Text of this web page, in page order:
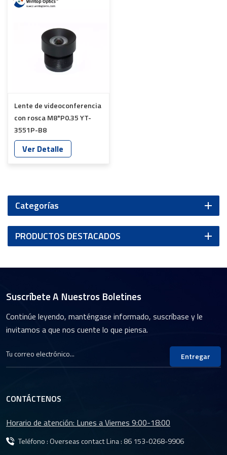
Lente de videoconferencia
con rosca M8*P0.35 YT-
3551P-B8
Ver Detalle
Categorías
PRODUCTOS DESTACADOS
Suscríbete A Nuestros Boletines
Continúe leyendo, manténgase informado, suscríbase y le
invitamos a que nos cuente lo que piensa.
Entregar
CONTÁCTENOS
Horario de atención: Lunes a Viernes 9:00-18:00
Teléfono : Overseas contact Lina : 86 153-0268-9906